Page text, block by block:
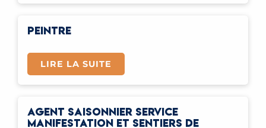
PEINTRE
LIRE LA SUITE
AGENT SAISONNIER SERVICE
MANIFESTATION ET SENTIERS DE